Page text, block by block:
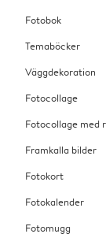
Fotobok
Temaböcker
Väggdekoration
Fotocollage
Fotocollage med
Framkalla bilder
Fotokort
Fotokalender
Fotomugg